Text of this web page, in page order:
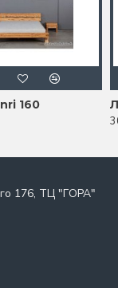
160
176, ТЦ "ГОРА"